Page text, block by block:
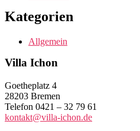
Kategorien
Allgemein
Villa Ichon
Goetheplatz 4
28203 Bremen
Telefon 0421 – 32 79 61
kontakt@villa-ichon.de